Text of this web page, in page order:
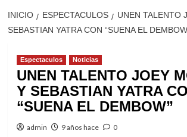
INICIO ESPECTACULOS
UNEN TALENTO
SEBASTIAN YATRA CON “SUENA EL
Espectaculos Noticias
UNEN TALENTO JOEY
Y SEBASTIAN YATRA
“SUENA EL DEMBOW”
admin 9 años hace 0